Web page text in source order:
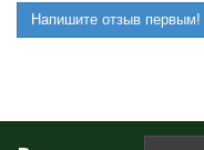
Напишите отзыв первым!